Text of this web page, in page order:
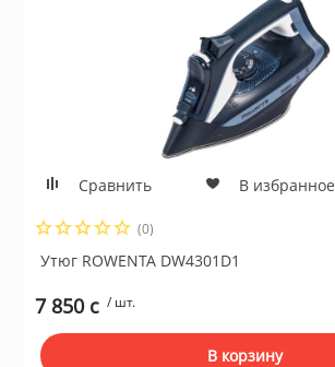
Сравнить В избранное
(0)
Утюг ROWENTA DW4301D1
7 850 c / шт.
В корзину